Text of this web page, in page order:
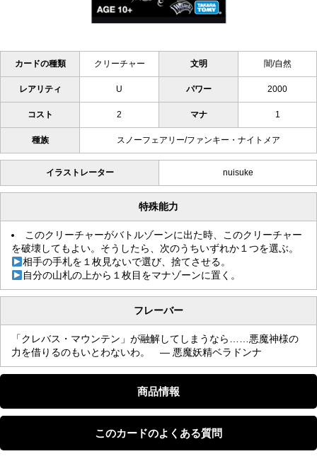
カードの種類 クリーチャー 文明 闇/自然
レアリティ U パワー 2000
コスト 2 マナ 1
種族 スノーフェアリー/ファンキー・ナイトメア
イラストレーター nuisuke
特殊能力
このクリーチャーがバトルゾーンに出た時、このクリーチャー
を破壊してもよい。そうしたら、次のうちいずれか１つを選ぶ。
相手の手札を１枚見ないで選び、捨てさせる。
自分の山札の上から１枚目をマナゾーンに置く。
フレーバー
「クレバス・マウンテン」が融解してしまうなら……悪魔神様の
力を借りるのもいとわないわ。 — 悪魔妖精ベラドンナ
商品情報
このカードのよくある質問